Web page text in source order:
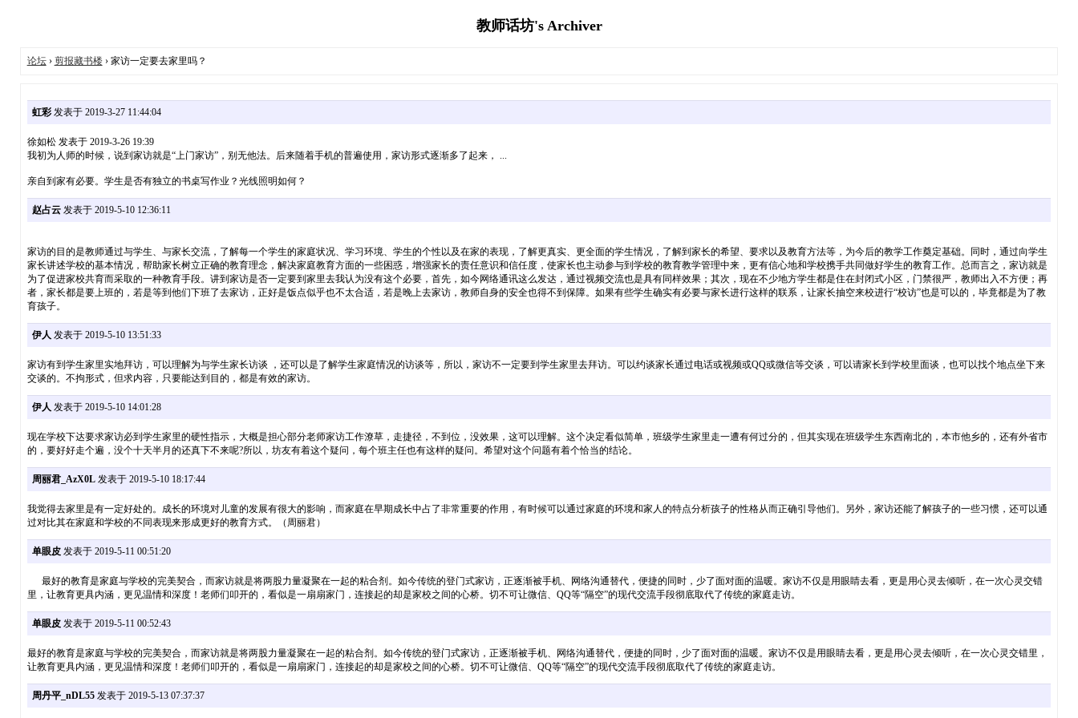
教师话坊's Archiver
论坛› 剪报藏书楼› 家访一定要去家里吗？
虹彩发表于 2019-3-27 11:44:04
徐如松 发表于 2019-3-26 19:39
我初为人师的时候，说到家访就是“上门家访”，别无他法。后来随着手机的普遍使用，家访形式逐渐多了起来， ...
亲自到家有必要。学生是否有独立的书桌写作业？光线照明如何？
赵占云发表于 2019-5-10 12:36:11
家访的目的是教师通过与学生、与家长交流，了解每一个学生的家庭状况、学习环境、学生的个性以及在家的表现，了解更真实、更全面的学生情况，了解到家长的希望、要求以及教育方法等，为今后的教学工作奠定基础。同时，通过向学生
家长讲述学校的基本情况，帮助家长树立正确的教育理念，解决家庭教育方面的一些困惑，增强家长的责任意识和信任度，使家长也主动参与到学校的教育教学管理中来，更有信心地和学校携手共同做好学生的教育工作。总而言之，家访就是
为了促进家校共育而采取的一种教育手段。讲到家访是否一定要到家里去我认为没有这个必要，首先，如今网络通讯这么发达，通过视频交流也是具有同样效果；其次，现在不少地方学生都是住在封闭式小区，门禁很严，教师出入不方便；再
者，家长都是要上班的，若是等到他们下班了去家访，正好是饭点似乎也不太合适，若是晚上去家访，教师自身的安全也得不到保障。如果有些学生确实有必要与家长进行这样的联系，让家长抽空来校进行“校访”也是可以的，毕竟都是为了教
育孩子。
伊人 发表于 2019-5-10 13:51:33
家访有到学生家里实地拜访，可以理解为与学生家长访谈 ，还可以是了解学生家庭情况的访谈等，所以，家访不一定要到学生家里去拜访。可以约谈家长通过电话或视频或QQ或微信等交谈，可以请家长到学校里面谈，也可以找个地点坐下来
交谈的。不拘形式，但求内容，只要能达到目的，都是有效的家访。
伊人 发表于 2019-5-10 14:01:28
现在学校下达要求家访必到学生家里的硬性指示，大概是担心部分老师家访工作潦草，走捷径，不到位，没效果，这可以理解。这个决定看似简单，班级学生家里走一遭有何过分的，但其实现在班级学生东西南北的，本市他乡的，还有外省市
的，要好好走个遍，没个十天半月的还真下不来呢?所以，坊友有着这个疑问，每个班主任也有这样的疑问。希望对这个问题有着个恰当的结论。
周丽君_AzX0L发表于 2019-5-10 18:17:44
我觉得去家里是有一定好处的。成长的环境对儿童的发展有很大的影响，而家庭在早期成长中占了非常重要的作用，有时候可以通过家庭的环境和家人的特点分析孩子的性格从而正确引导他们。另外，家访还能了解孩子的一些习惯，还可以通
过对比其在家庭和学校的不同表现来形成更好的教育方式。（周丽君）
单眼皮发表于 2019-5-11 00:51:20
最好的教育是家庭与学校的完美契合，而家访就是将两股力量凝聚在一起的粘合剂。如今传统的登门式家访，正逐渐被手机、网络沟通替代，便捷的同时，少了面对面的温暖。家访不仅是用眼睛去看，更是用心灵去倾听，在一次心灵交错
里，让教育更具内涵，更见温情和深度！老师们叩开的，看似是一扇扇家门，连接起的却是家校之间的心桥。切不可让微信、QQ等“隔空”的现代交流手段彻底取代了传统的家庭走访。
单眼皮发表于 2019-5-11 00:52:43
最好的教育是家庭与学校的完美契合，而家访就是将两股力量凝聚在一起的粘合剂。如今传统的登门式家访，正逐渐被手机、网络沟通替代，便捷的同时，少了面对面的温暖。家访不仅是用眼睛去看，更是用心灵去倾听，在一次心灵交错里，
让教育更具内涵，更见温情和深度！老师们叩开的，看似是一扇扇家门，连接起的却是家校之间的心桥。切不可让微信、QQ等“隔空”的现代交流手段彻底取代了传统的家庭走访。
周丹平_nDL55发表于 2019-5-13 07:37:37